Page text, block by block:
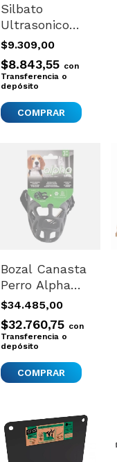
Silbato
Ultrasonico
Clicker
Importado
Adiestre Perro
Animal
$9.309,00
$8.843,55 con
Transferencia o
depósito
Bozal Canasta
Perro Alpha
Zeus Nº3
Calidad
Comodo
Importado
$34.485,00
$32.760,75 con
Transferencia o
depósito